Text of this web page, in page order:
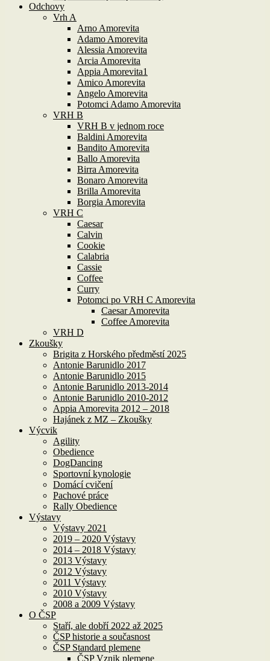
Odchovy
Vrh A
Arno Amorevita
Adamo Amorevita
Alessia Amorevita
Arcia Amorevita
Appia Amorevita1
Amico Amorevita
Angelo Amorevita
Potomci Adamo Amorevita
VRH B
VRH B v jednom roce
Baldini Amorevita
Bandito Amorevita
Ballo Amorevita
Birra Amorevita
Bonaro Amorevita
Brilla Amorevita
Borgia Amorevita
VRH C
Caesar
Calvin
Cookie
Calabria
Cassie
Coffee
Curry
Potomci po VRH C Amorevita
Caesar Amorevita
Coffee Amorevita
VRH D
Zkoušky
Brigita z Horského předměstí 2025
Antonie Barunidlo 2017
Antonie Barunidlo 2015
Antonie Barunidlo 2013-2014
Antonie Barunidlo 2010-2012
Appia Amorevita 2012 – 2018
Hajánek z MZ – Zkoušky
Výcvik
Agility
Obedience
DogDancing
Sportovní kynologie
Domácí cvičení
Pachové práce
Rally Obedience
Výstavy
Výstavy 2021
2019 – 2020 Výstavy
2014 – 2018 Výstavy
2013 Výstavy
2012 Výstavy
2011 Výstavy
2010 Výstavy
2008 a 2009 Výstavy
O ČSP
Staří, ale dobří 2022 až 2025
ČSP historie a současnost
ČSP Standard plemene
ČSP Vznik plemene